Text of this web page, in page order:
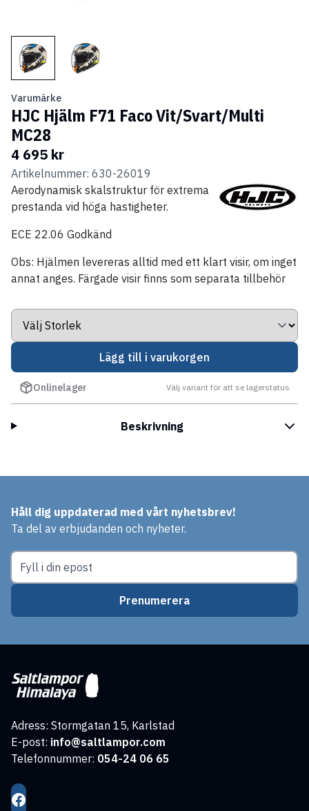
Varumärke
HJC Hjälm F71 Faco Vit/Svart/Multi
MC28
4 695 kr
Artikelnummer: 630-26019
Aerodynamisk skalstruktur för extrema
prestanda vid höga hastigheter.
ECE 22.06 Godkänd
Obs: Hjälmen levereras alltid med ett klart visir, om inget
annat anges. Färgade visir finns som separata tillbehör
Lägg till i varukorgen
Onlinelager Välj variant för att se lagerstatus
Beskrivning
Håll dig uppdaterad med vårt nyhetsbrev!
Ta del av erbjudanden och nyheter.
Prenumerera
Adress: Stormgatan 15, Karlstad
E-post: info@saltlampor.com
Telefonnummer: 054-24 06 65